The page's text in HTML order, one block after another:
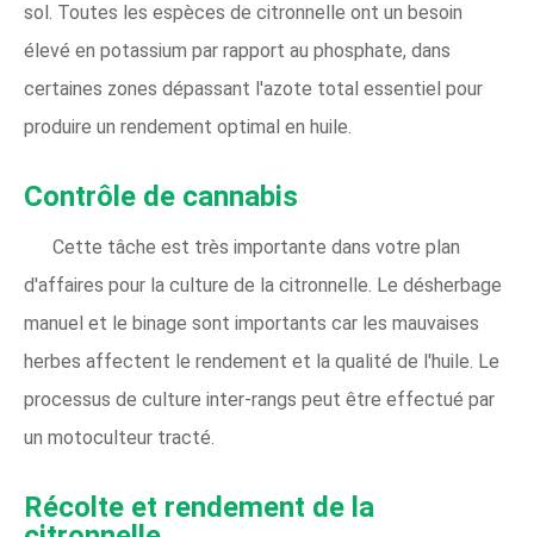
sol. Toutes les espèces de citronnelle ont un besoin
élevé en potassium par rapport au phosphate, dans
certaines zones dépassant l'azote total essentiel pour
produire un rendement optimal en huile.
Contrôle de cannabis
Cette tâche est très importante dans votre plan
d'affaires pour la culture de la citronnelle. Le désherbage
manuel et le binage sont importants car les mauvaises
herbes affectent le rendement et la qualité de l'huile. Le
processus de culture inter-rangs peut être effectué par
un motoculteur tracté.
Récolte et rendement de la